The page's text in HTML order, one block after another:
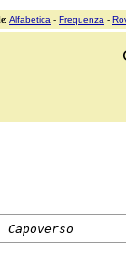
: Alfabetica - Frequenza -